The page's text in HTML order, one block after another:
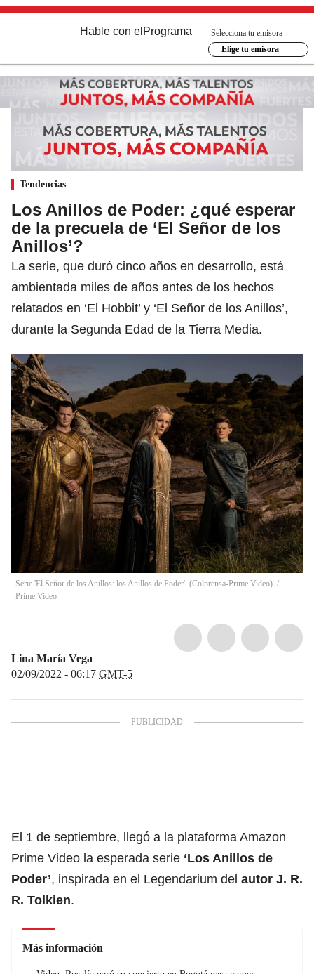
Hable con el Programa
Selecciona tu emisora
Elige tu emisora
Tendencias
Los Anillos de Poder: ¿qué esperar
de la precuela de ‘El Señor de los
Anillos’?
La serie, que duró cinco años en desarrollo, está
ambientada miles de años antes de los hechos
relatados en ‘El Hobbit’ y ‘El Señor de los Anillos’,
durante la Segunda Edad de la Tierra Media.
Serie 'El Señor de los Anillos: los Anillos de Poder'. (Colprensa-Prime Video). /
Prime Video
Lina María Vega
02/09/2022 - 06:17 GMT-5
El 1 de septiembre, llegó a la plataforma Amazon
Prime Video la esperada serie ‘Los Anillos de
Poder’, inspirada en el Legendarium del autor J. R.
R. Tolkien.
Más información